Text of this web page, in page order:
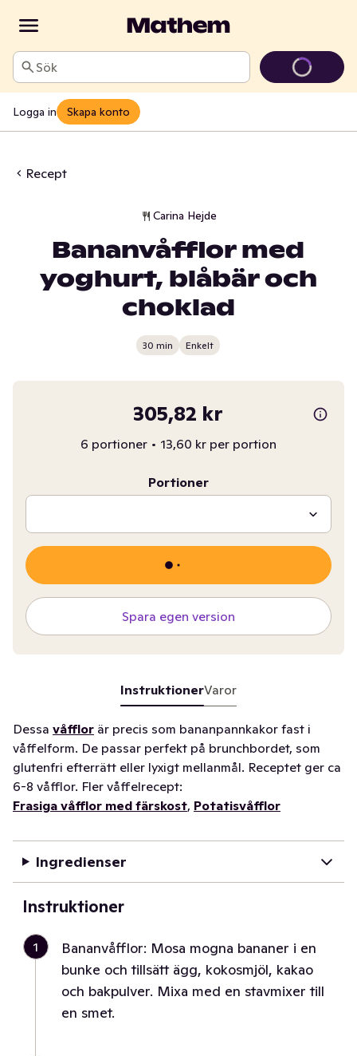
Sök
Logga in Skapa konto
Recept
Carina Hejde
Bananvåfflor med
yoghurt, blåbär och
choklad
30 min Enkelt
305,82 kr
6 portioner • 13,60 kr per portion
Portioner
Spara egen version
InstruktionerVaror
Dessa våfflor är precis som bananpannkakor fast i
våffelform. De passar perfekt på brunchbordet, som
glutenfri efterrätt eller lyxigt mellanmål. Receptet ger ca
6-8 våfflor. Fler våffelrecept:
Frasiga våfflor med färskost, Potatisvåfflor
Ingredienser
Instruktioner
1
Bananvåfflor: Mosa mogna bananer i en
bunke och tillsätt ägg, kokosmjöl, kakao
och bakpulver. Mixa med en stavmixer till
en smet.